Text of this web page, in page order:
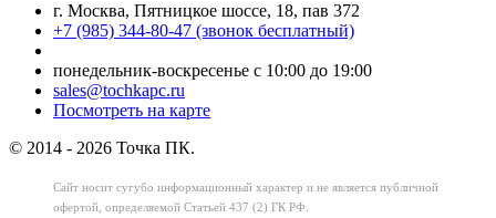
г. Москва, Пятницкое шоссе, 18, пав 372
+7 (985) 344-80-47 (звонок бесплатный)
понедельник-воскресенье с 10:00 до 19:00
sales@tochkapc.ru
Посмотреть на карте
© 2014 - 2026 Точка ПК.
Сайт носит сугубо информационный характер и не является публичной
офертой, определяемой Статьей 437 (2) ГК РФ.